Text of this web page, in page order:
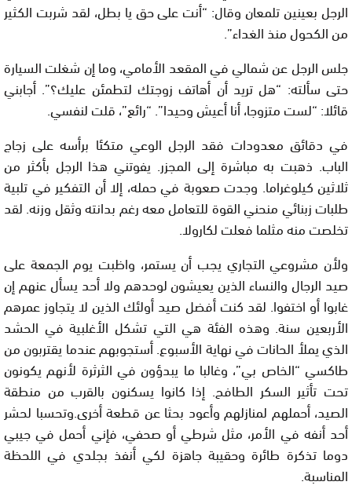
الرجل بعينين تلمعان وقال: “أنت على حق يا بطل، لقد شربت الكثير
من الكحول منذ الغداء”.
جلس الرجل عن شمالي في المقعد الأمامي، وما إن شغلت السيارة
حتى سألته: “هل تريد أن أهاتف زوجتك لتطمئن عليك؟”. أجابني
قائلا: “لست متزوجا، أنا أعيش وحيدا”. “رائع”، قلت لنفسي.
في دقائق معدودات فقد الرجل الوعي متكئا برأسه على زجاج
الباب. ذهبت به مباشرة إلى المجزر. يفوتني هذا الرجل بأكثر من
ثلاثين كيلوغراما. وجدت صعوبة في حمله، إلا أن التفكير في تلبية
طلبات زبنائي منحني القوة للتعامل معه رغم بدانته وثقل وزنه. لقد
تخلصت منه مثلما فعلت لكارولا.
ولأن مشروعي التجاري يجب أن يستمر، واظبت يوم الجمعة على
صيد الرجال والنساء الذين يعيشون لوحدهم ولا أحد يسأل عنهم إن
غابوا أو اختفوا. لقد كنت أفضل صيد أولئك الذين لا يتجاوز عمرهم
الأربعين سنة. وهذه الفئة هي التي تشكل الأغلبية في الحشد
الذي يملأ الحانات في نهاية الأسبوع. أستجوبهم عندما يقتربون من
طاكسي “الخاص بي”، وغالبا ما يبدؤون في الثرثرة لأنهم يكونون
تحت تأثير السكر الطافح. إذا كانوا يسكنون بالقرب من منطقة
الصيد، أحملهم لمنازلهم وأعود بحثا عن قطعة أخرى.وتحسبا لحشر
أحد أنفه في الأمر، مثل شرطي أو صحفي، فإني أحمل في جيبي
دوما تذكرة طائرة وحقيبة جاهزة لكي أنفذ بجلدي في اللحظة
المناسبة.